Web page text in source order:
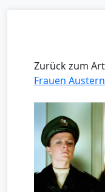
Zurück zum
Frauen